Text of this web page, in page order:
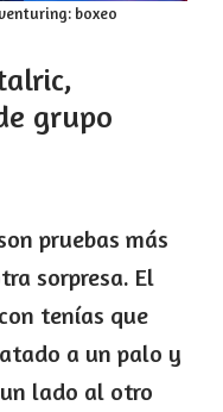
boxeo
grupo
pruebas más
sorpresa. El
tenías que
a un palo y
lado al otro